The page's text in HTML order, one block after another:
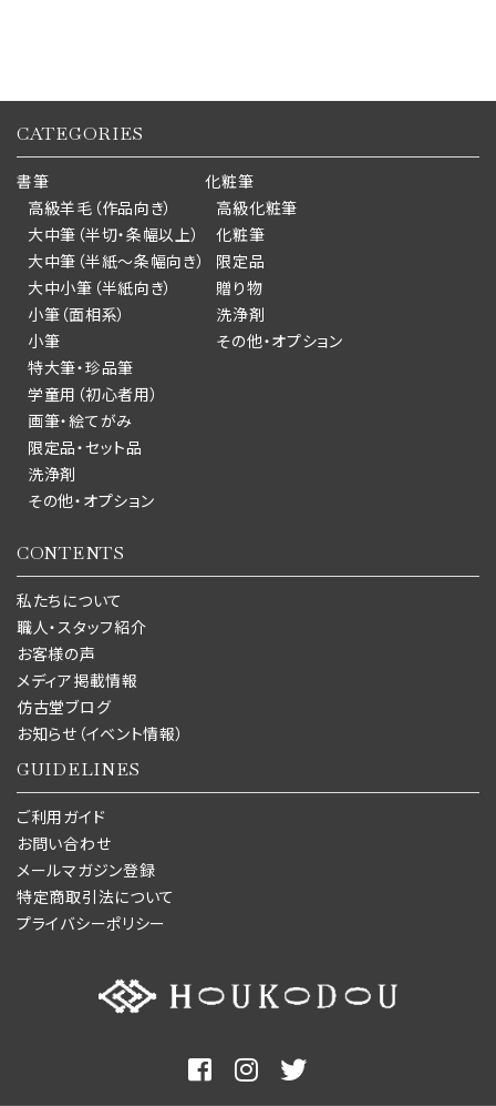
CATEGORIES
書筆
高級羊毛（作品向き）
大中筆（半切・条幅以上）
大中筆（半紙～条幅向き）
大中小筆（半紙向き）
小筆（面相系）
小筆
特大筆・珍品筆
学童用（初心者用）
画筆・絵てがみ
限定品・セット品
洗浄剤
その他・オプション
化粧筆
高級化粧筆
化粧筆
限定品
贈り物
洗浄剤
その他・オプション
CONTENTS
私たちについて
職人・スタッフ紹介
お客様の声
メディア掲載情報
仿古堂ブログ
お知らせ（イベント情報）
GUIDELINES
ご利用ガイド
お問い合わせ
メールマガジン登録
特定商取引法について
プライバシーポリシー